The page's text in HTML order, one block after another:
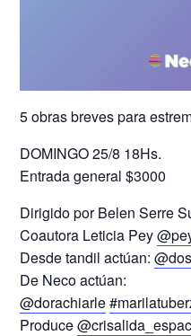
5 obras breves para
DOMINGO 25/8 18Hs.
Entrada general $3000
Dirigido por Belen Serre
Coautora Leticia Pey
Desde tandil actúan:
De Neco actúan:
@dorachiarle
Produce